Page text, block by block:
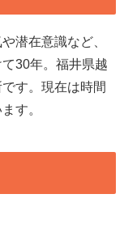
潜在意識など、
30年。福井県越
す。現在は時間
す。